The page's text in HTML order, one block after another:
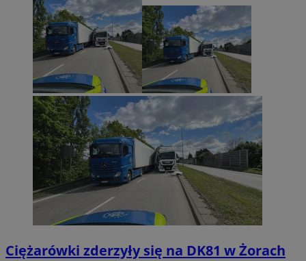
Ciężarówki zderzyły się na DK81 w Żorach